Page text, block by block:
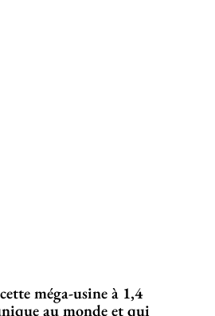
méga-usine à 1,4
au monde et qui